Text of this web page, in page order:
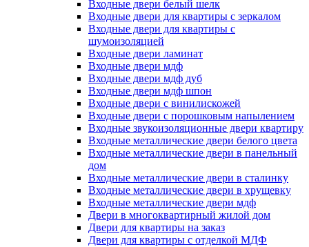
Входные двери белый шелк
Входные двери для квартиры с зеркалом
Входные двери для квартиры с
шумоизоляцией
Входные двери ламинат
Входные двери мдф
Входные двери мдф дуб
Входные двери мдф шпон
Входные двери с винилискожей
Входные двери с порошковым напылением
Входные звукоизоляционные двери квартиру
Входные металлические двери белого цвета
Входные металлические двери в панельный
дом
Входные металлические двери в сталинку
Входные металлические двери в хрущевку
Входные металлические двери мдф
Двери в многоквартирный жилой дом
Двери для квартиры на заказ
Двери для квартиры с отделкой МДФ